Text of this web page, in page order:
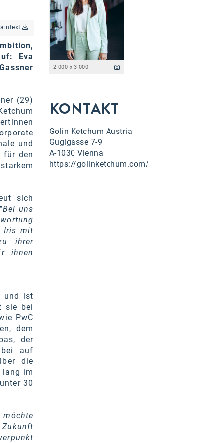
Eva
(29)
und
für den
sich
uns
Iris mit
ihrer
ihnen
und ist
sie bei
PwC
dem
der
auf
die
lang im
30
2 000 x 3 000
KONTAKT
Golin Ketchum Austria
Guglgasse 7-9
A-1030 Vienna
https://golinketchum.com/